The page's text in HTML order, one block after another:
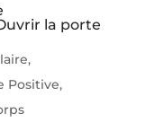
la porte
,
Positive,